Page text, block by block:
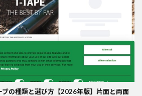
ブの種類と選び方【2026年版】片面と両面